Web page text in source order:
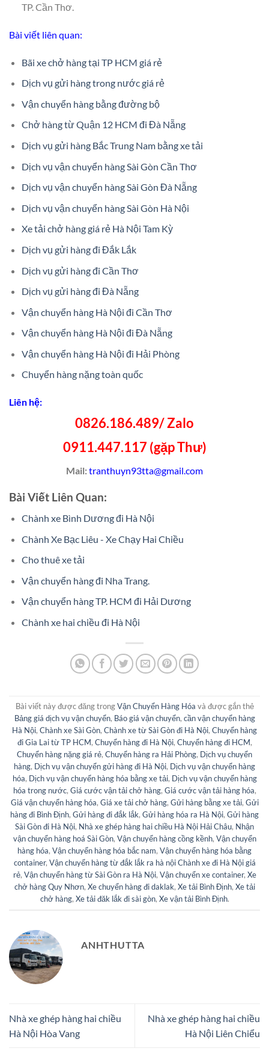
TP. Cần Thơ.
Bài viết liên quan:
Bãi xe chở hàng tại TP HCM giá rẻ
Dịch vụ gửi hàng trong nước giá rẻ
Vận chuyển hàng bằng đường bộ
Chở hàng từ Quận 12 HCM đi Đà Nẵng
Dịch vụ gửi hàng Bắc Trung Nam bằng xe tải
Dịch vụ vận chuyển hàng Sài Gòn Cần Thơ
Dịch vụ vận chuyển hàng Sài Gòn Đà Nẵng
Dịch vụ vận chuyển hàng Sài Gòn Hà Nội
Xe tải chở hàng giá rẻ Hà Nội Tam Kỳ
Dịch vụ gửi hàng đi Đắk Lắk
Dịch vụ gửi hàng đi Cần Thơ
Dịch vụ gửi hàng đi Đà Nẵng
Vận chuyển hàng Hà Nội đi Cần Thơ
Vận chuyển hàng Hà Nội đi Đà Nẵng
Vận chuyển hàng Hà Nội đi Hải Phòng
Chuyển hàng nặng toàn quốc
Liên hệ:
0826.186.489/ Zalo
0911.447.117 (gặp Thư)
Mail:tranthuyn93tta@gmail.com
Bài Viết Liên Quan:
Chành xe Bình Dương đi Hà Nội
Chành Xe Bạc Liêu - Xe Chạy Hai Chiều
Cho thuê xe tải
Vận chuyển hàng đi Nha Trang.
Vận chuyển hàng TP. HCM đi Hải Dương
Chành xe hai chiều đi Hà Nội
Bài viết này được đăng trongVận Chuyển Hàng Hóa và được gắn thẻ
Bảng giá dịch vụ vận chuyển, Báo giá vận chuyển, cần vận chuyển hàng
Hà Nội, Chành xe Sài Gòn, Chành xe từ Sài Gòn đi Hà Nội, Chuyển hàng
đi Gia Lai từ TP HCM, Chuyển hàng đi Hà Nội, Chuyển hàng đi HCM,
Chuyển hàng nặng giá rẻ, Chuyển hàng ra Hải Phòng, Dịch vụ chuyển
hàng, Dịch vụ vận chuyển gửi hàng đi Hà Nội, Dịch vụ vận chuyển hàng
hóa, Dịch vụ vận chuyển hàng hóa bằng xe tải, Dịch vụ vận chuyển hàng
hóa trong nước, Giá cước vận tải chở hàng, Giá cước vận tải hàng hóa,
Giá vận chuyển hàng hóa, Giá xe tải chở hàng, Gửi hàng bằng xe tải, Gửi
hàng đi Bình Định, Gửi hàng đi đắk lắk, Gửi hàng hóa ra Hà Nội, Gửi hàng
Sài Gòn đi Hà Nội, Nhà xe ghép hàng hai chiều Hà Nội Hải Châu, Nhận
vận chuyển hàng hoá Sài Gòn, Vận chuyển hàng cồng kềnh, Vận chuyển
hàng hóa, Vận chuyển hàng hóa bắc nam, Vận chuyển hàng hóa bằng
container, Vận chuyển hàng từ đắk lắk ra hà nội Chành xe đi Hà Nội giá
rẻ, Vận chuyển hàng từ Sài Gòn ra Hà Nội, Vận chuyển xe container, Xe
chở hàng Quy Nhơn, Xe chuyển hàng đi daklak, Xe tải Bình Định, Xe tải
chở hàng, Xe tải đăk lắk đi sài gòn, Xe vận tải Bình Định.
ANHTHUTTA
Nhà xe ghép hàng hai chiều
Hà Nội Hòa Vang
Nhà xe ghép hàng hai chiều
Hà Nội Liên Chiểu